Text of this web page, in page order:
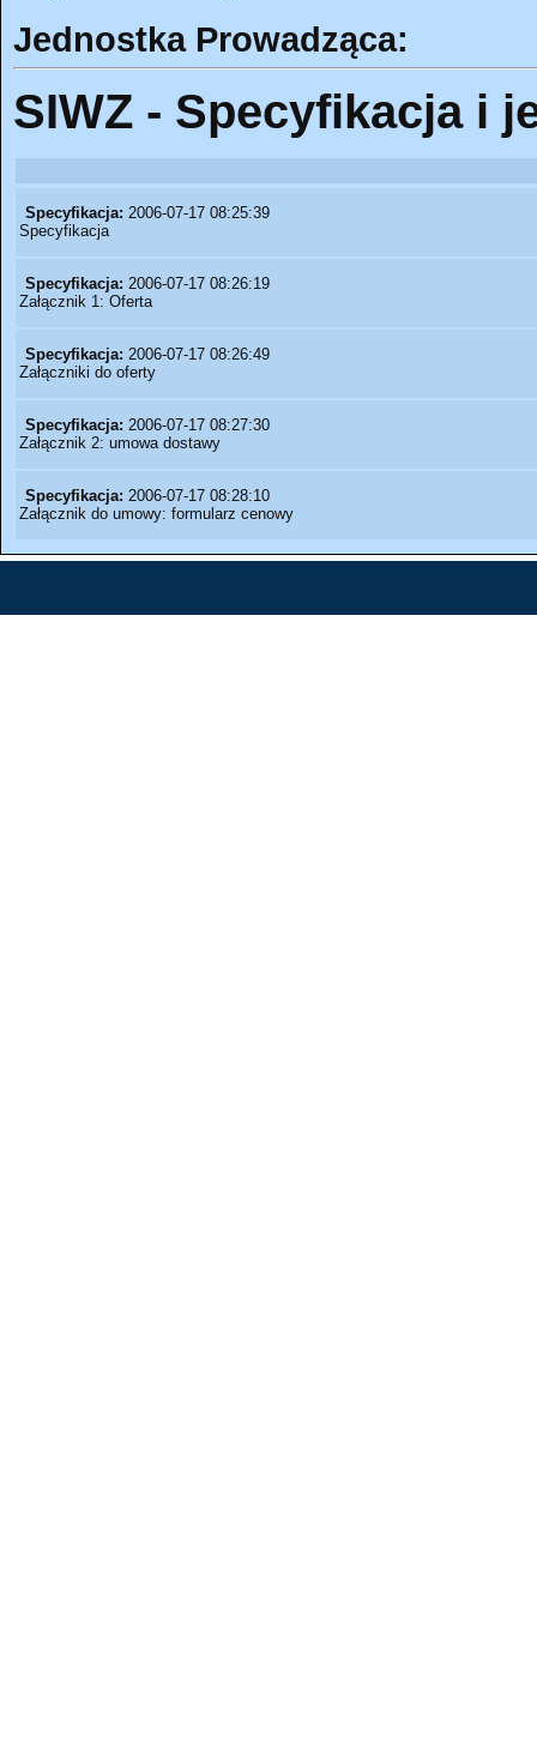
Jednostka Prowadząca:
SIWZ - Specyfikacja i
Specyfikacja: 2006-07-17 08:25:39
Specyfikacja
Specyfikacja: 2006-07-17 08:26:19
Załącznik 1: Oferta
Specyfikacja: 2006-07-17 08:26:49
Załączniki do oferty
Specyfikacja: 2006-07-17 08:27:30
Załącznik 2: umowa dostawy
Specyfikacja: 2006-07-17 08:28:10
Załącznik do umowy: formularz cenowy